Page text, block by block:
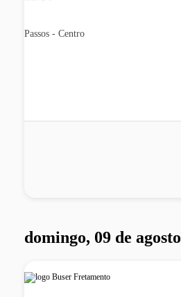
Passos - Centro
domingo, 09 de agosto